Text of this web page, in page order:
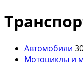
Автомобили
Мотоциклы и